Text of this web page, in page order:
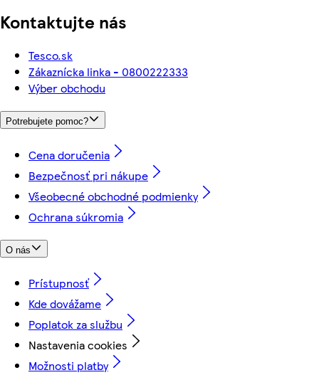
Kontaktujte nás
Tesco.sk
Zákaznícka linka - 0800222333
Výber obchodu
Potrebujete pomoc?
Cena doručenia
Bezpečnosť pri nákupe
Všeobecné obchodné podmienky
Ochrana súkromia
O nás
Prístupnosť
Kde dovážame
Poplatok za službu
Nastavenia cookies
Možnosti platby